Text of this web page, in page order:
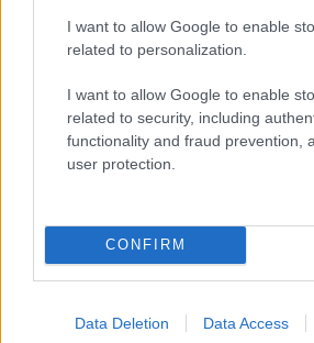
I want to allow Google to enable
related to personalization.
I want to allow Google to enable
related to security, including
functionality and fraud prevention,
user protection.
CONFIRM
Data Deletion Data Access
Σύμφωνα με τις ίδιες
πρόκειται για ιδιοκτήτη
οικισμό Ρομάστην περιοχή,
κατήγγειλαν άνθρωποι του
ρευματοκλοπή και ότι
μέσα από το νερό.
Τα σχολιά σας δημοσιεύονται άμεσα με
ΕΘΝΟΣ θα παρεμβαίνει και τα